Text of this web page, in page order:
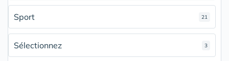
Sport 21
Sélectionnez 3